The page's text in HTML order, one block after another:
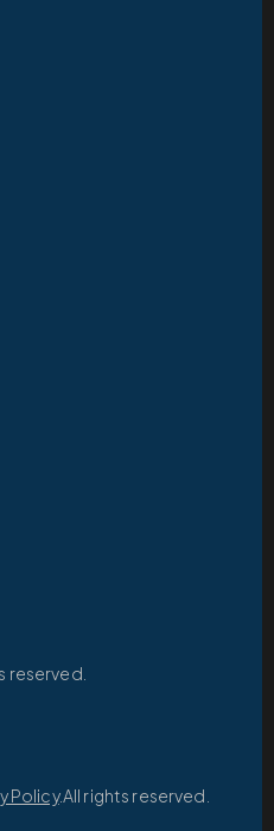
reserved.
Policy.All rights reserved.